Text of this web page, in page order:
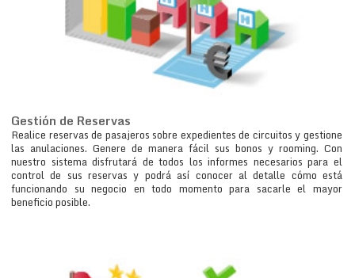
Gestión de Reservas
Realice reservas de pasajeros sobre expedientes de circuitos y gestione
las anulaciones. Genere de manera fácil sus bonos y rooming. Con
nuestro sistema disfrutará de todos los informes necesarios para el
control de sus reservas y podrá así conocer al detalle cómo está
funcionando su negocio en todo momento para sacarle el mayor
beneficio posible.